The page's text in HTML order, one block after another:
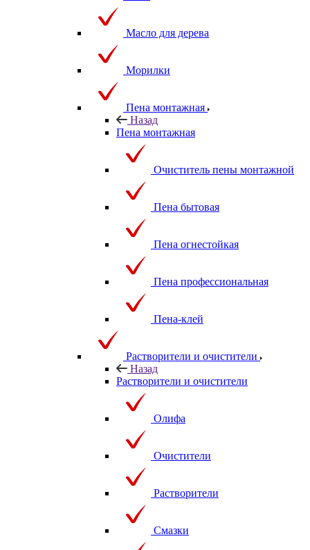
Масло для дерева
Морилки
Пена монтажная
Назад
Пена монтажная
Очиститель пены монтажной
Пена бытовая
Пена огнестойкая
Пена профессиональная
Пена-клей
Растворители и очистители
Назад
Растворители и очистители
Олифа
Очистители
Растворители
Смазки